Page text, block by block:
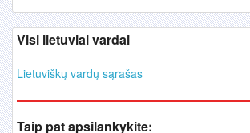
Visi lietuviai vardai
Lietuviškų vardų sąrašas
Taip pat apsilankykite: